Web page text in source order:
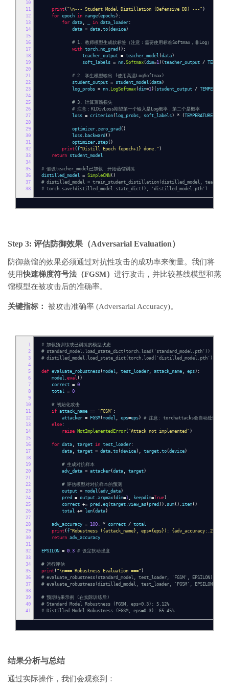
10
11
12
13
14
15
16
17
18
19
20
21
22
23
24
25
26
27
28
29
30
31
32
33
34
35
36
37
38
print ( "\n--- Student Model Distillation (Defensive DD) ---" )
for epoch in range (epochs):
for data , in data_loader :
data = data .to (device)
# 1. 教师模型生成软标签（注意：需要使用标准Softmax，非Log）
with torch .no_grad ():
teacher_output = teacher_model (data)
soft_labels = nn .Softmax (dim=1)(teacher_output /
# 2. 学生模型输出 (使用高温LogSoftmax)
student_output = student_model (data)
log_probs = nn . LogSoftmax (dim=1)( student_output / TEMPERATURE
# 3. 计算蒸馏损失
# 注意：KLDivLoss期望第一个输入是Log概率，第二个是概率
loss = criterion ( log_probs , soft_labels) * (TEMPERATURE**
optimizer . zero_grad ()
loss . backward ()
optimizer . step ()
print (f"Distill Epoch {epoch+1} done." )
return student_model
# 假设teacher_model已加载，开始蒸馏训练
distilled_model = SimpleCNN ()
# distilled_model = train_student_distillation(distilled_model,
# torch.save(distilled_model.state_dict(), 'distilled_model.pth')
Step 3: 评估防御效果（Adversarial Evaluation）
防御蒸馏的效果必须通过对抗性攻击的成功率来衡量。我们将
使用快速梯度符号法（FGSM） 进行攻击，并比较基线模型和蒸
馏模型在被攻击后的准确率。
关键指标： 被攻击准确率 (Adversarial Accuracy)。
1
2
3
4
5
6
7
8
9
10
11
12
13
14
15
16
17
18
19
20
21
22
23
24
25
26
27
28
29
30
31
32
33
34
35
36
37
38
39
40
41
# 加载预训练或已训练的模型状态
# standard_model.load_state_dict(torch.load('standard_model.pth'))
# distilled_model.load_state_dict(torch.load('distilled_model.pth'))
def evaluate_robustness (model , test_loader , attack_name , eps):
model .eval ()
correct = 0
total = 0
# 初始化攻击
if attack_name == 'FGSM' :
attacker = FGSM (model , eps=eps) # 注意: torchattacks会自动处理模型
else :
raise NotImplementedError ( "Attack not implemented" )
for data , target in test_loader :
data , target = data .to (device), target .to (device)
# 生成对抗样本
adv_data = attacker (data , target)
# 评估模型对对抗样本的预测
output = model (adv_data)
pred = output .argmax (dim=1 , keepdim=True)
correct += pred .eq (target .view_as (pred )). sum ().item ()
total += len (data)
adv_accuracy = 100. * correct / total
print (f"Robustness ({attack_name}, eps={eps}): {adv_accuracy:.2f}%"
return adv_accuracy
EPSILON = 0.3 # 设定扰动强度
# 运行评估
print ( "\n=== Robustness Evaluation ===" )
# evaluate_robustness(standard_model, test_loader, 'FGSM', EPSILON)
# evaluate_robustness(distilled_model, test_loader, 'FGSM', EPSILON)
# 预期结果示例 (在实际训练后)
# Standard Model Robustness (FGSM, eps=0.3): 5.12%
# Distilled Model Robustness (FGSM, eps=0.3): 65.45%
结果分析与总结
通过实际操作，我们会观察到：